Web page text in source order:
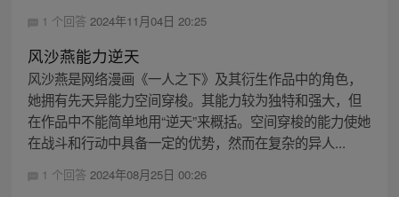
1 个回答 2024年11月04日 20:25
风沙燕能力逆天
风沙燕是网络漫画《一人之下》及其衍生作品中的角色，
她拥有先天异能力空间穿梭。其能力较为独特和强大，但
在作品中不能简单地用“逆天”来概括。空间穿梭的能力使她
在战斗和行动中具备一定的优势，然而在复杂的异人...
1 个回答 2024年08月25日 00:26